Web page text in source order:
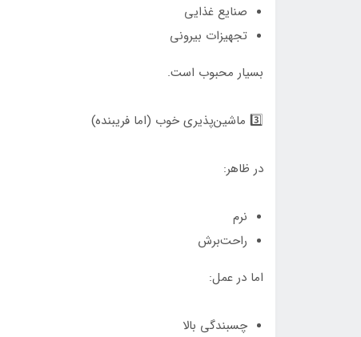
صنایع غذایی
تجهیزات بیرونی
بسیار محبوب است.
3️⃣ ماشین‌پذیری خوب (اما فریبنده)
در ظاهر:
نرم
راحت‌برش
اما در عمل:
چسبندگی بالا